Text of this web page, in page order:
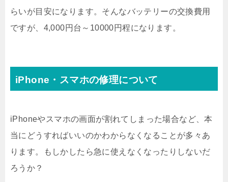
らいが目安になります。そんなバッテリーの交換費用
ですが、4,000円台～10000円程になります。
iPhone・スマホの修理について
iPhoneやスマホの画面が割れてしまった場合など、本
当にどうすればいいのかわからなくなることが多々あ
ります。もしかしたら急に使えなくなったりしないだ
ろうか？